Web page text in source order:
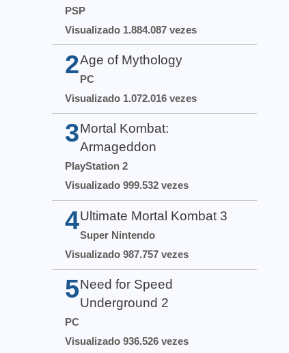
PSP
Visualizado 1.884.087 vezes
2Age of Mythology
PC
Visualizado 1.072.016 vezes
3 Mortal Kombat:
Armageddon
PlayStation 2
Visualizado 999.532 vezes
4 Ultimate Mortal Kombat 3
Super Nintendo
Visualizado 987.757 vezes
5 Need for Speed
Underground 2
PC
Visualizado 936.526 vezes